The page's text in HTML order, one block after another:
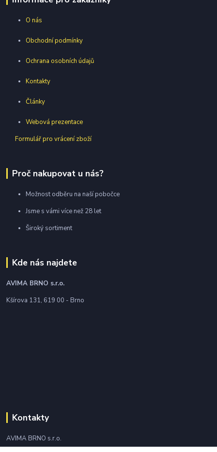
O nás
Obchodní podmínky
Ochrana osobních údajů
Kontakty
Články
Webová prezentace
Formulář pro vrácení zboží
Proč nakupovat u nás?
Možnost odběru na naší pobočce
Jsme s vámi více než 28 let
Široký sortiment
Kde nás najdete
AVIMA BRNO s.r.o.
Kšírova 131, 619 00 - Brno
Kontakty
AVIMA BRNO s.r.o.